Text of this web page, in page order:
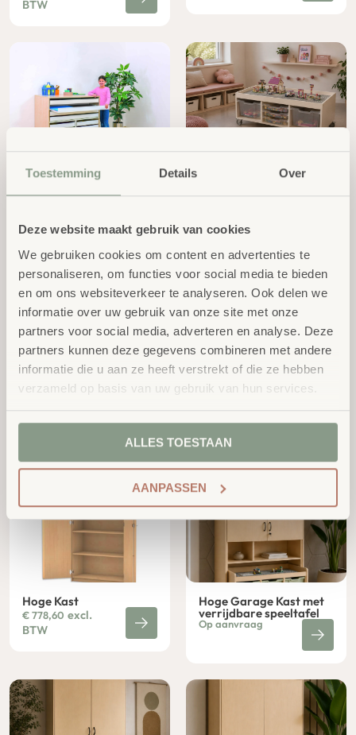
Toestemming Details Over
Deze website maakt gebruik van cookies
We gebruiken cookies om content en advertenties te
personaliseren, om functies voor social media te bieden
en om ons websiteverkeer te analyseren. Ook delen we
informatie over uw gebruik van onze site met onze
partners voor social media, adverteren en analyse. Deze
partners kunnen deze gegevens combineren met andere
informatie die u aan ze heeft verstrekt of die ze hebben
verzameld op basis van uw gebruik van hun services.
ALLES TOESTAAN
AANPASSEN
BTW
Papier Kast
Eigendom Kubus
Wandkast
Schuine Bakken Kies
Kast
Hoge Kast
€778,60 excl.
BTW
Hoge Garage Kast met
verrijdbare speeltafel
Op aanvraag